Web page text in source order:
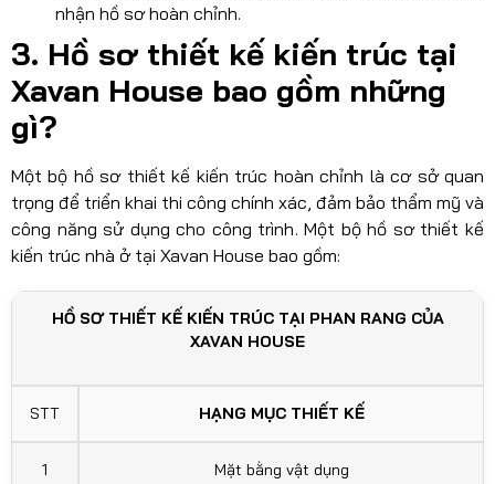
nhận hồ sơ hoàn chỉnh.
3. Hồ sơ thiết kế kiến trúc tại
Xavan House bao gồm những
gì?
Một bộ hồ sơ thiết kế kiến trúc hoàn chỉnh là cơ sở quan
trọng để triển khai thi công chính xác, đảm bảo thẩm mỹ và
công năng sử dụng cho công trình. Một bộ hồ sơ thiết kế
kiến trúc nhà ở tại Xavan House bao gồm:
HỒ SƠ THIẾT KẾ KIẾN TRÚC TẠI PHAN RANG CỦA
XAVAN HOUSE
STT HẠNG MỤC THIẾT KẾ
1 Mặt bằng vật dụng